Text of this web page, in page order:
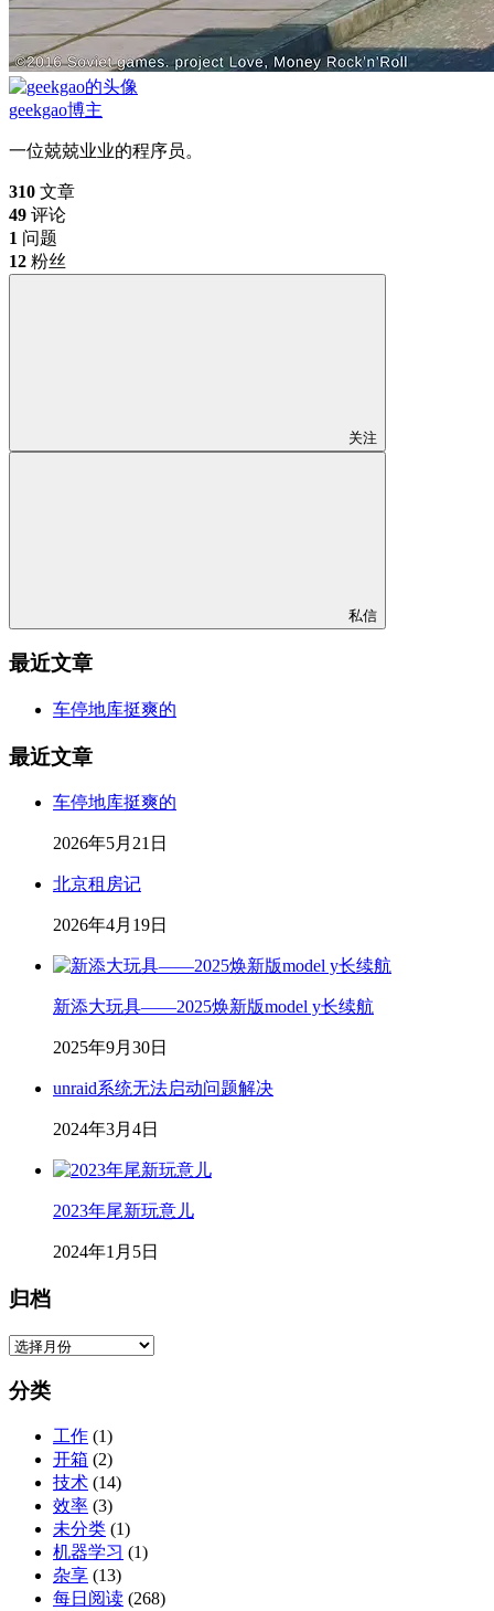
geekgao博主
一位兢兢业业的程序员。
310 文章
49 评论
1 问题
12 粉丝
关注
私信
最近文章
车停地库挺爽的
最近文章
车停地库挺爽的
2026年5月21日
北京租房记
2026年4月19日
新添大玩具——2025焕新版model y长续航
2025年9月30日
unraid系统无法启动问题解决
2024年3月4日
2023年尾新玩意儿
2024年1月5日
归档
归
分类
工作 (1)
开箱 (2)
技术 (14)
效率 (3)
未分类 (1)
机器学习 (1)
杂享 (13)
每日阅读 (268)